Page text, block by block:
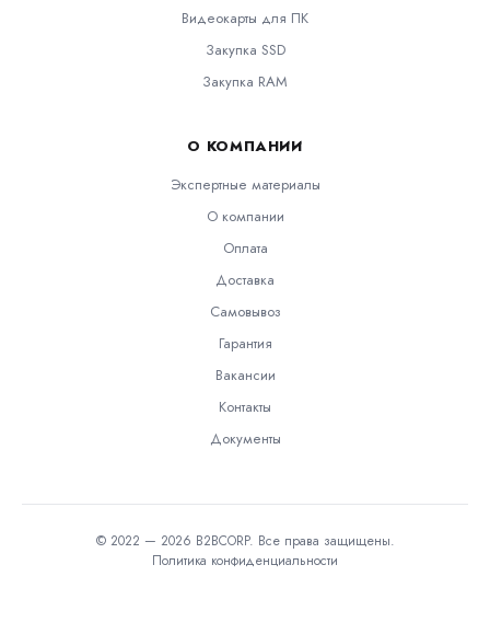
Видеокарты для ПК
Закупка SSD
Закупка RAM
О КОМПАНИИ
Экспертные материалы
О компании
Оплата
Доставка
Самовывоз
Гарантия
Вакансии
Контакты
Документы
© 2022 — 2026 B2BCORP. Все права защищены.
Политика конфиденциальности